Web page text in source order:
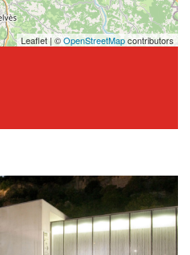
Leaflet | ©OpenStreetMapcontributors